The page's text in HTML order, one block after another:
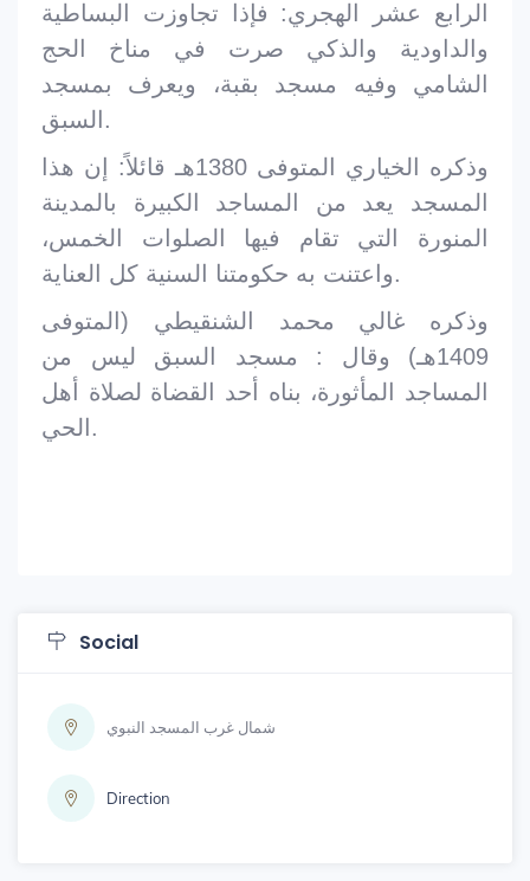
الرابع عشر الهجري: فإذا تجاوزت البساطية
والداودية والذكي صرت في مناخ الحج
الشامي وفيه مسجد بقبة، ويعرف بمسجد
السبق.
وذكره الخياري المتوفى 1380هـ قائلاً: إن هذا
المسجد يعد من المساجد الكبيرة بالمدينة
المنورة التي تقام فيها الصلوات الخمس،
واعتنت به حكومتنا السنية كل العناية.
وذكره غالي محمد الشنقيطي (المتوفى
1409هـ) وقال : مسجد السبق ليس من
المساجد المأثورة، بناه أحد القضاة لصلاة أهل
الحي.
Social
شمال غرب المسجد النبوي
Direction